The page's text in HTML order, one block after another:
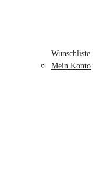
Wunschliste
Mein Konto